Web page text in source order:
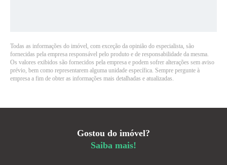
Todas as informações do imóvel, com exceção da opinião do especialista, são
fornecidas pela empresa responsável pelo produto e de responsabilidade da mesma.
Os valores exibidos são fornecidos pela empresa e podem sofrer alterações sem aviso
prévio, bem como representarem alguma unidade específica. Sempre pergunte à
empresa a fim de obter as informações mais detalhadas e atualizadas.
Gostou do imóvel?
Saiba mais!